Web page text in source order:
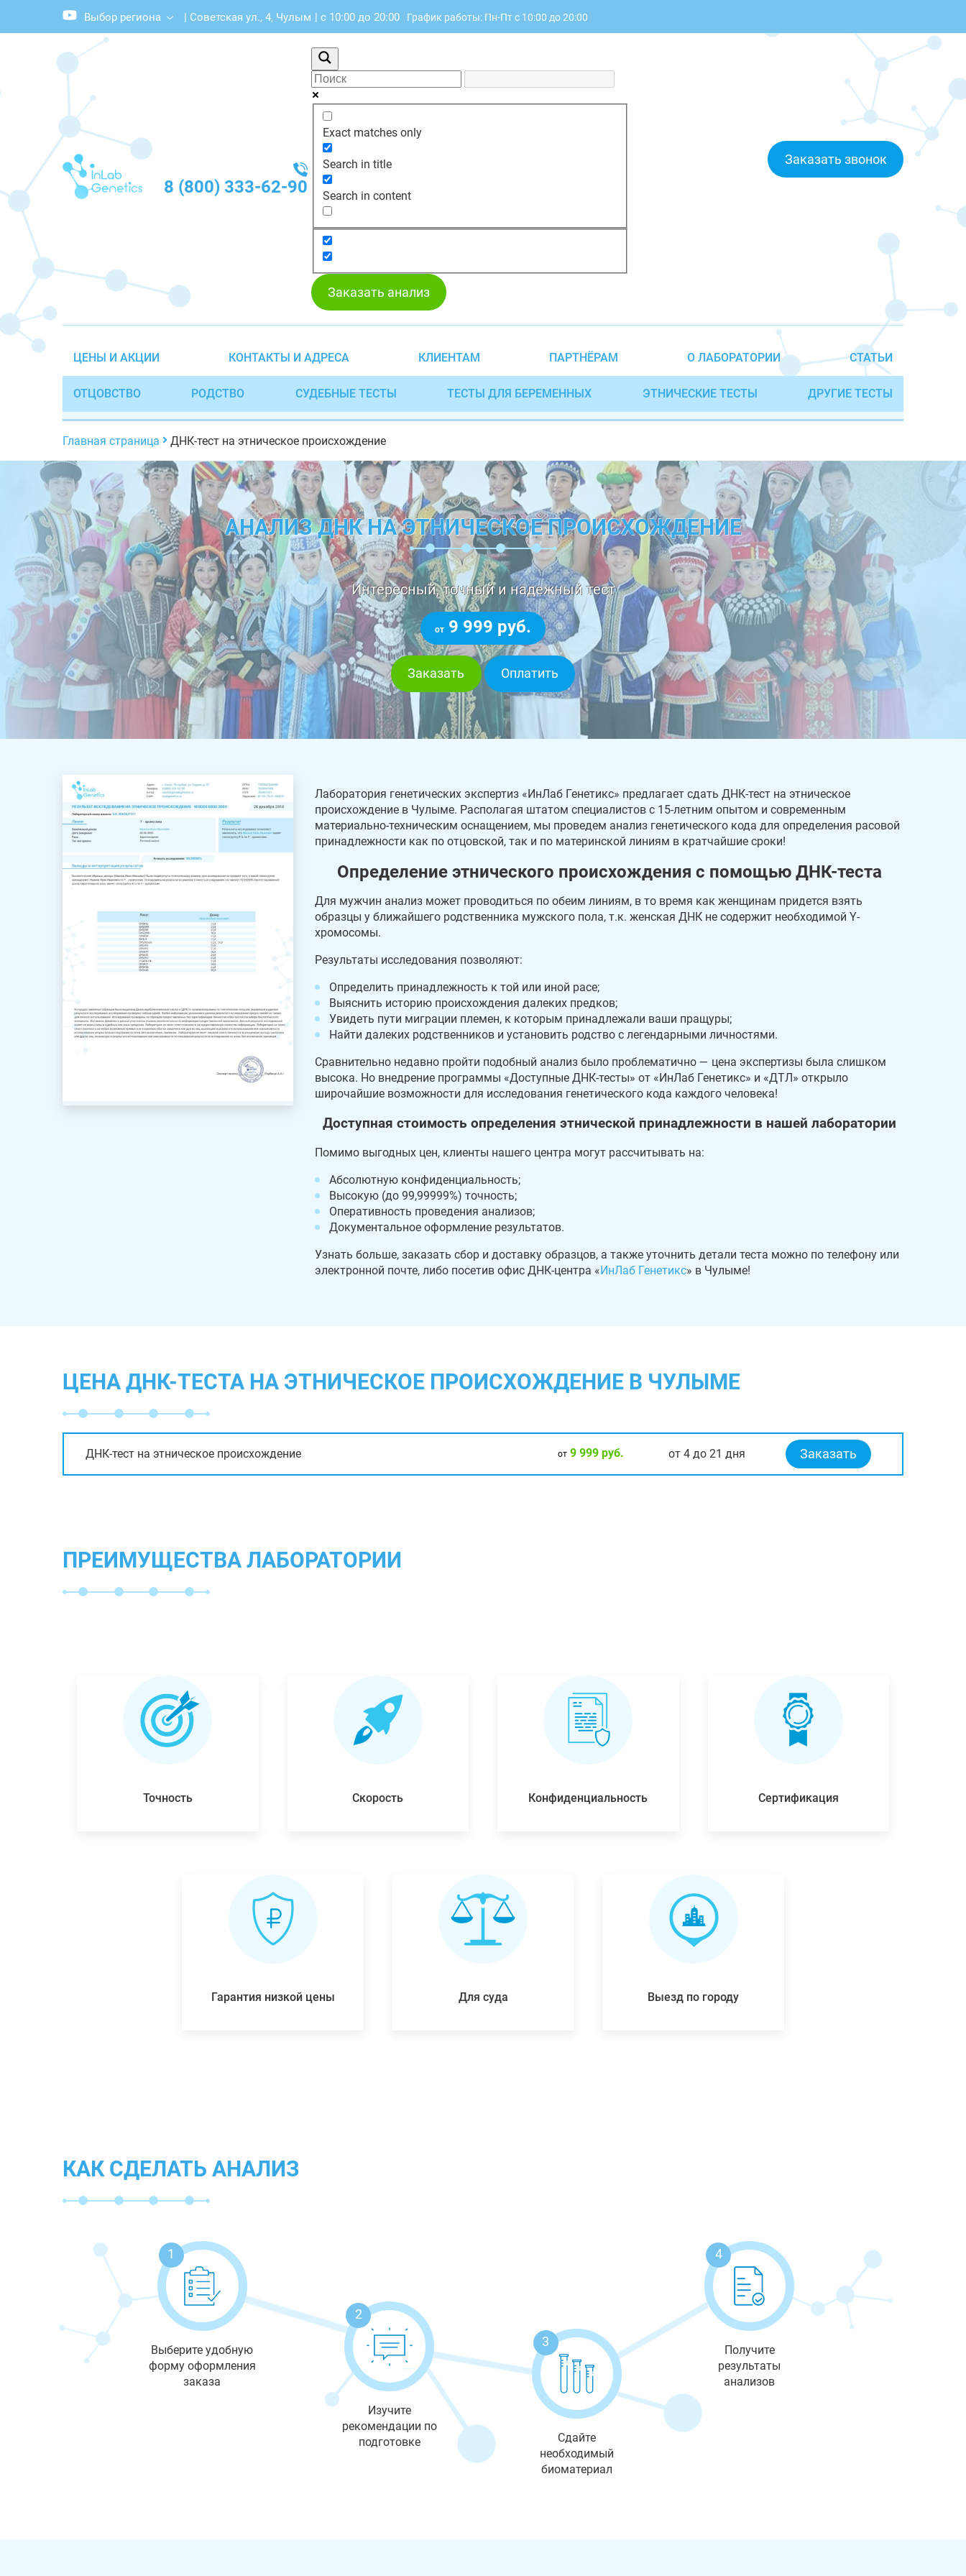
Выбор региона | Советская ул., 4, Чулым | с 10:00 до 20:00 График работы: Пн-Пт с 10:00 до 20:00
8 (800) 333-62-90
Exact matches only
Search in title
Search in content
Заказать звонок
Заказать анализ
ЦЕНЫ И АКЦИИ КОНТАКТЫ И АДРЕСА КЛИЕНТАМ ПАРТНЁРАМ О ЛАБОРАТОРИИ СТАТЬИ
ОТЦОВСТВО РОДСТВО СУДЕБНЫЕ ТЕСТЫ ТЕСТЫ ДЛЯ БЕРЕМЕННЫХ ЭТНИЧЕСКИЕ ТЕСТЫ ДРУГИЕ ТЕСТЫ
Главная страница ДНК-тест на этническое происхождение
АНАЛИЗ ДНК НА ЭТНИЧЕСКОЕ ПРОИСХОЖДЕНИЕ
Интересный, точный и надежный тест
от 9 999 руб.
Заказать Оплатить
Лаборатория генетических экспертиз «ИнЛаб Генетикс» предлагает сдать ДНК-тест на этническое
происхождение в Чулыме. Располагая штатом специалистов с 15-летним опытом и современным
материально-техническим оснащением, мы проведем анализ генетического кода для определения расовой
принадлежности как по отцовской, так и по материнской линиям в кратчайшие сроки!
Определение этнического происхождения с помощью ДНК-теста
Для мужчин анализ может проводиться по обеим линиям, в то время как женщинам придется взять
образцы у ближайшего родственника мужского пола, т.к. женская ДНК не содержит необходимой Y-
хромосомы.
Результаты исследования позволяют:
Определить принадлежность к той или иной расе;
Выяснить историю происхождения далеких предков;
Увидеть пути миграции племен, к которым принадлежали ваши пращуры;
Найти далеких родственников и установить родство с легендарными личностями.
Сравнительно недавно пройти подобный анализ было проблематично — цена экспертизы была слишком
высока. Но внедрение программы «Доступные ДНК-тесты» от «ИнЛаб Генетикс» и «ДТЛ» открыло
широчайшие возможности для исследования генетического кода каждого человека!
Доступная стоимость определения этнической принадлежности в нашей лаборатории
Помимо выгодных цен, клиенты нашего центра могут рассчитывать на:
Абсолютную конфиденциальность;
Высокую (до 99,99999%) точность;
Оперативность проведения анализов;
Документальное оформление результатов.
Узнать больше, заказать сбор и доставку образцов, а также уточнить детали теста можно по телефону или
электронной почте, либо посетив офис ДНК-центра «ИнЛаб Генетикс» в Чулыме!
ЦЕНА ДНК-ТЕСТА НА ЭТНИЧЕСКОЕ ПРОИСХОЖДЕНИЕ В ЧУЛЫМЕ
ДНК-тест на этническое происхождение от9 999 руб. от 4 до 21 дня Заказать
ПРЕИМУЩЕСТВА ЛАБОРАТОРИИ
Точность Скорость Конфиденциальность Сертификация
Гарантия низкой цены Для суда Выезд по городу
КАК СДЕЛАТЬ АНАЛИЗ
1
Выберите удобную
форму оформления
заказа
2
Изучите
рекомендации по
подготовке
3
Сдайте
необходимый
биоматериал
4
Получите
результаты
анализов